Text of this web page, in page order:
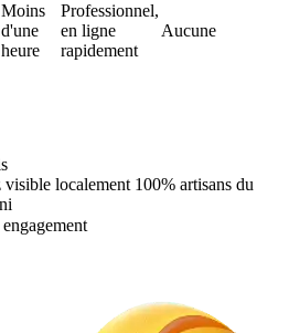
Moins
d'une
heure
Professionnel,
en ligne
rapidement
Aucune
visible localement 100% artisans du
engagement